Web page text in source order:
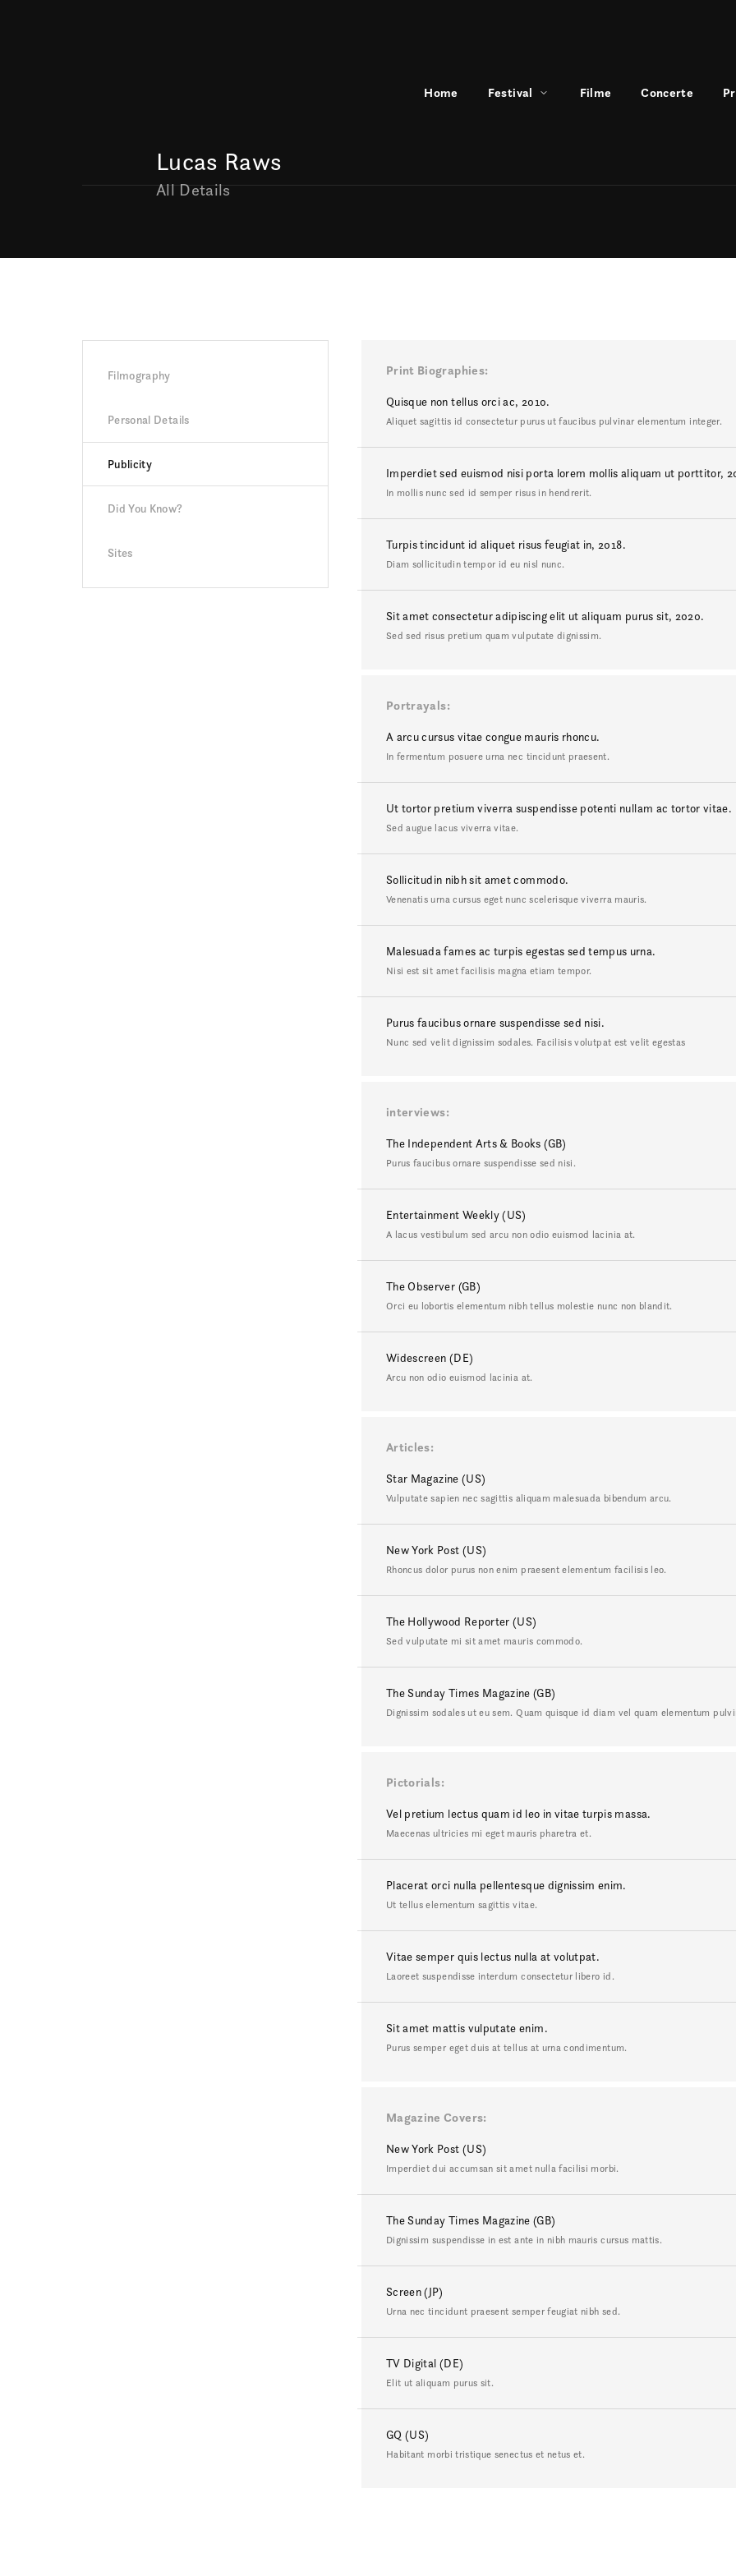
Home Festival Filme Concerte
Lucas Raws
All Details
Filmography
Personal Details
Publicity
Did You Know?
Sites
Print Biographies
Quisque non tellus orci ac, 2010.
Aliquet sagittis id consectetur purus ut faucibus pulvinar elementum integer.
Imperdiet sed euismod nisi porta lorem mollis aliquam ut porttitor,
In mollis nunc sed id semper risus in hendrerit.
Turpis tincidunt id aliquet risus feugiat in, 2018.
Diam sollicitudin tempor id eu nisl nunc.
Sit amet consectetur adipiscing elit ut aliquam purus sit, 2020.
Sed sed risus pretium quam vulputate dignissim.
Portrayals
A arcu cursus vitae congue mauris rhoncu.
In fermentum posuere urna nec tincidunt praesent.
Ut tortor pretium viverra suspendisse potenti nullam ac tortor vitae.
Sed augue lacus viverra vitae.
Sollicitudin nibh sit amet commodo.
Venenatis urna cursus eget nunc scelerisque viverra mauris.
Malesuada fames ac turpis egestas sed tempus urna.
Nisi est sit amet facilisis magna etiam tempor.
Purus faucibus ornare suspendisse sed nisi.
Nunc sed velit dignissim sodales. Facilisis volutpat est velit egestas
interviews
The Independent Arts & Books (GB)
Purus faucibus ornare suspendisse sed nisi.
Entertainment Weekly (US)
A lacus vestibulum sed arcu non odio euismod lacinia at.
The Observer (GB)
Orci eu lobortis elementum nibh tellus molestie nunc non blandit.
Widescreen (DE)
Arcu non odio euismod lacinia at.
Articles
Star Magazine (US)
Vulputate sapien nec sagittis aliquam malesuada bibendum arcu.
New York Post (US)
Rhoncus dolor purus non enim praesent elementum facilisis leo.
The Hollywood Reporter (US)
Sed vulputate mi sit amet mauris commodo.
The Sunday Times Magazine (GB)
Dignissim sodales ut eu sem. Quam quisque id diam vel quam elementum
Pictorials
Vel pretium lectus quam id leo in vitae turpis massa.
Maecenas ultricies mi eget mauris pharetra et.
Placerat orci nulla pellentesque dignissim enim.
Ut tellus elementum sagittis vitae.
Vitae semper quis lectus nulla at volutpat.
Laoreet suspendisse interdum consectetur libero id.
Sit amet mattis vulputate enim.
Purus semper eget duis at tellus at urna condimentum.
Magazine Covers
New York Post (US)
Imperdiet dui accumsan sit amet nulla facilisi morbi.
The Sunday Times Magazine (GB)
Dignissim suspendisse in est ante in nibh mauris cursus mattis.
Screen (JP)
Urna nec tincidunt praesent semper feugiat nibh sed.
TV Digital (DE)
Elit ut aliquam purus sit.
GQ (US)
Habitant morbi tristique senectus et netus et.